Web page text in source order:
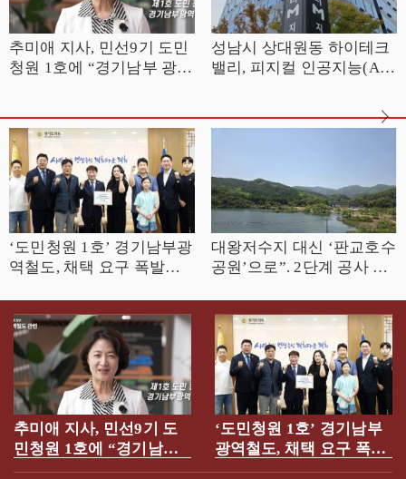
추미애 지사, 민선9기 도민
청원 1호에 “경기남부 광역
성남시 상대원동 하이테크
밸리, 피지컬 인공지능(AI)
‘도민청원 1호’ 경기남부광
역철도, 채택 요구 폭발…
대왕저수지 대신 ‘판교호수
공원’으로”. 2단계 공사 신
추미애 지사, 민선9기 도
민청원 1호에 “경기남부
광역철도, 제5차 국가철도
‘도민청원 1호’ 경기남부
광역철도, 채택 요구 폭
발… 수원·용인·화성·성남